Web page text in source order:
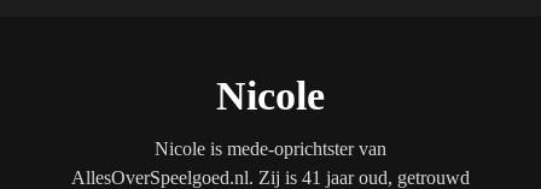
Nicole
Nicole is mede-oprichtster van
AllesOverSpeelgoed.nl. Zij is 41 jaar oud, getrouwd